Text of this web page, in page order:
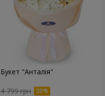
Букет "Анталія"
4 799 грн